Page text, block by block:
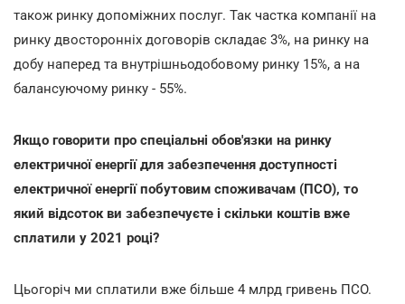
також ринку допоміжних послуг. Так частка компанії на
ринку двосторонніх договорів складає 3%, на ринку на
добу наперед та внутрішньодобовому ринку 15%, а на
балансуючому ринку - 55%.
Якщо говорити про спеціальні обов'язки на ринку
електричної енергії для забезпечення доступності
електричної енергії побутовим споживачам (ПСО), то
який відсоток ви забезпечуєте і скільки коштів вже
сплатили у 2021 році?
Цьогоріч ми сплатили вже більше 4 млрд гривень ПСО.